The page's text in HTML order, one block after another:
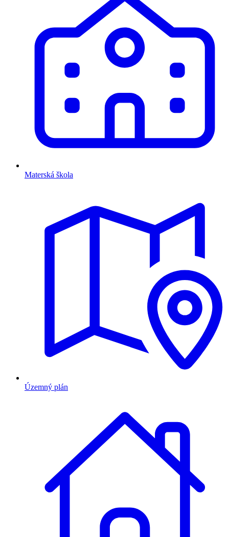
Materská škola
Územný plán